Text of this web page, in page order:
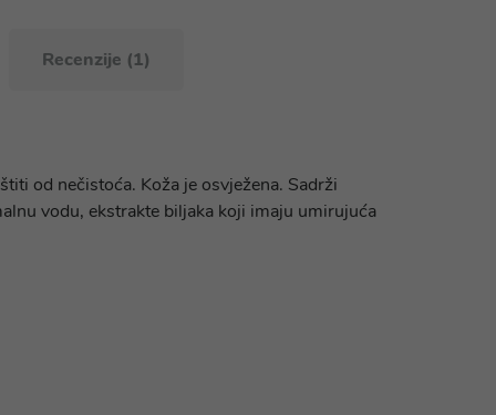
Recenzije (1)
od nečistoća. Koža je osvježena. Sadrži
vodu, ekstrakte biljaka koji imaju umirujuća